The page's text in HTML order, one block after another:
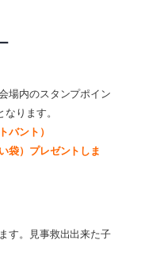
場内のスタンプポイン
ります。
バント）
袋）プレゼントしま
す。見事救出出来た子